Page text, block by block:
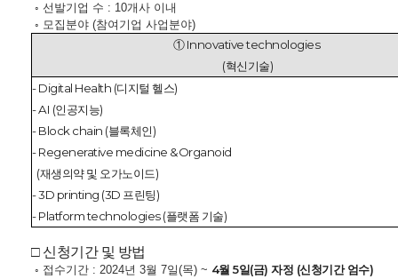
◦ 선발기업 수 : 10개사 이내
◦ 모집분야 (참여기업 사업분야)
① Innovative technologies
(혁신기술)
- Digital Health (디지털 헬스)
- AI (인공지능)
- Block chain (블록체인)
- Regenerative medicine &Organoid
(재생의약 및 오가노이드)
- 3D printing (3D 프린팅)
- Platform technologies (플랫폼 기술)
□ 신청기간 및 방법
◦ 접수기간 : 2024년 3월 7일(목) ~ 4월 5일(금) 자정 (신청기간 엄수)